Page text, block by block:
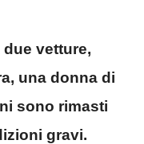
vetture,
una donna di
sono rimasti
gravi.